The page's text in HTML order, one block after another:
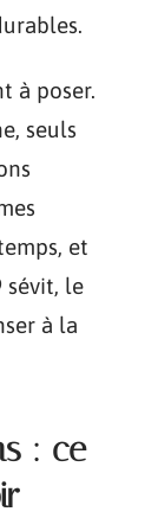
à poser.
seuls
et
sévit, le
à la
: ce